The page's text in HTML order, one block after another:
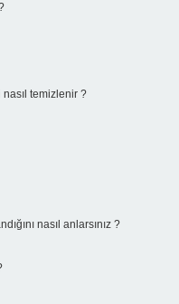
temizlenir ?
nasıl anlarsınız ?